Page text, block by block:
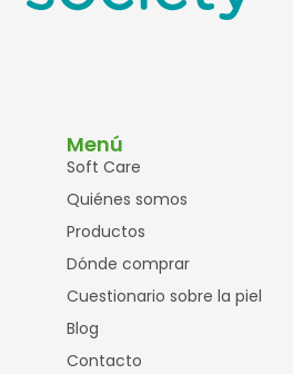
Menú
Soft Care
Quiénes somos
Productos
Dónde comprar
Cuestionario sobre la piel
Blog
Contacto